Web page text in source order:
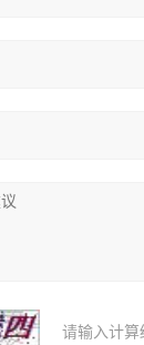
请输入计算